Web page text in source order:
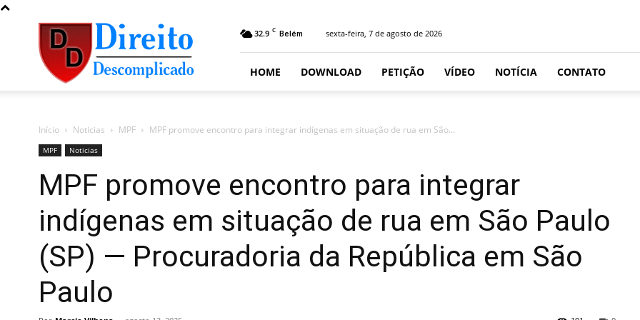
Direito
Descomplicado
32.9 C Belém sexta-feira, 7 de agosto de 2026
HOME DOWNLOAD PETIÇÃO VÍDEO NOTÍCIA CONTATO
Início Noticias MPF MPF promove encontro para integrar indígenas em situação de rua em São...
MPF Noticias
MPF promove encontro para integrar
indígenas em situação de rua em São Paulo
(SP) — Procuradoria da República em São
Paulo